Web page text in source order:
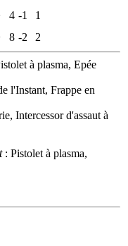
4 -1
1
8 -2 2
à plasma, Epée
l'Instant, Frappe en
Intercessor d'assaut à
: Pistolet à plasma,